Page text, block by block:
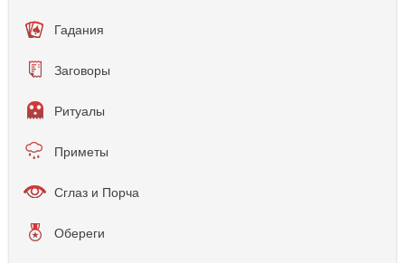
Гадания
Заговоры
Ритуалы
Приметы
Сглаз и Порча
Обереги